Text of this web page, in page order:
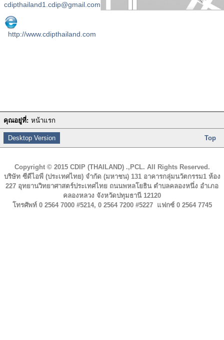
cdipthailand1.cdip@gmail.com
http://www.cdipthailand.com
คุณอยู่ที่: หน้าแรก
Desktop Version Top
Copyright © 2015 CDIP (THAILAND) .,PCL. All Rights Reserved.
บริษัท ซีดีไอพี (ประเทศไทย) จำกัด (มหาชน) 131 อาคารกลุ่มนวัตกรรม1 ห้อง
227 อุทยานวิทยาศาสตร์ประเทศไทย ถนนพหลโยธิน ตำบลคลองหนึ่ง อำเภอ
คลองหลวง จังหวัดปทุมธานี 12120
โทรศัพท์ 0 2564 7000 #5214, 0 2564 7200 #5227 แฟกซ์ 0 2564 7745